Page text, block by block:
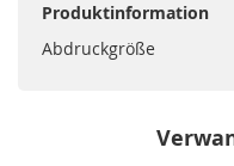
Produktinformation
Abdruckgröße